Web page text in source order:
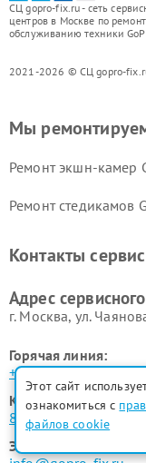
СЦ gopro-fix.ru - сеть
центров в Москве по
обслуживанию техники
2021-2026 © СЦ gopro-
Мы
Ремонт экшн-камер
Ремонт стедикамов
Контакты
Адрес
г. Москва, ул.
Горячая линия:
+7 (495) 023-73-25
Контактный
8 (800) 100-33-26
Электронная почта:
Этот сайт
ознакомиться с
файлов cookie